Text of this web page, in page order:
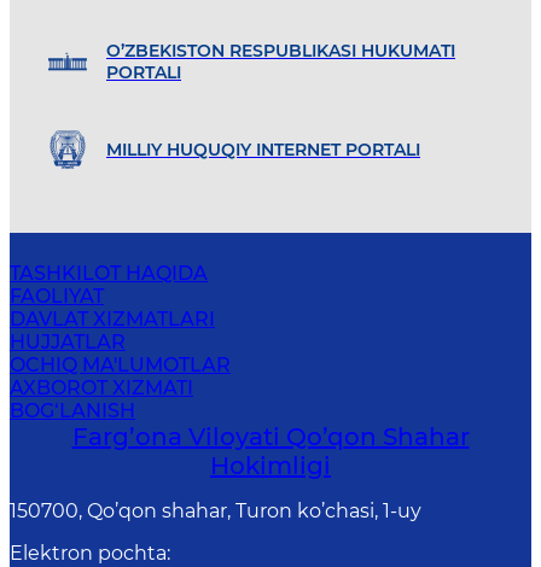
O’ZBEKISTON RESPUBLIKASI HUKUMATI
PORTALI
MILLIY HUQUQIY INTERNET PORTALI
TASHKILOT HAQIDA
FAOLIYAT
DAVLAT XIZMATLARI
HUJJATLAR
OCHIQ MA'LUMOTLAR
AXBOROT XIZMATI
BOG‘LANISH
Farg’оnа Vilоyati Qo’qon Shahar
Hоkimligi
150700, Qo’qon shahar, Turon ko’chasi, 1-uy
Elektron pochta: